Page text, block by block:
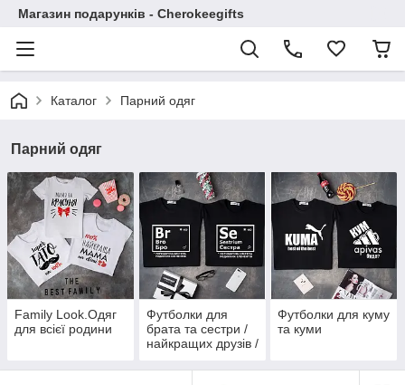
Магазин подарунків - Cherokeegifts
Каталог Парний одяг
Парний одяг
Family Look.Одяг
для всієї родини
Футболки для
брата та сестри /
найкращих друзів /
Футболки для куму
та куми